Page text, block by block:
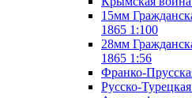
15мм
1865 1:100
28мм
1865 1:56
Франко-
Русско-